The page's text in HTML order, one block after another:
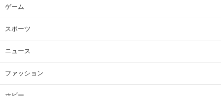
ゲーム
スポーツ
ニュース
ファッション